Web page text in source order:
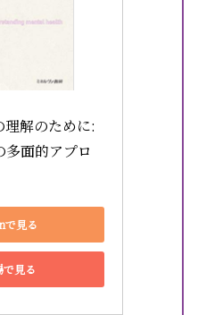
理解のために:
多面的アプロ
見る
で見る